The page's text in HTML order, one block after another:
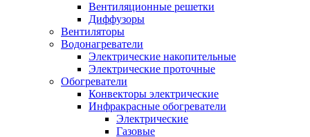
Вентиляционные решетки
Диффузоры
Вентиляторы
Водонагреватели
Электрические накопительные
Электрические проточные
Обогреватели
Конвекторы электрические
Инфракрасные обогреватели
Электрические
Газовые